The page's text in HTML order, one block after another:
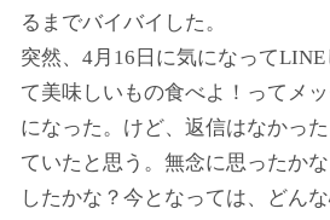
るまでバイバイした。
突然、4月16日に気になって
て美味しいもの食べよ！ってメ
になった。けど、返信はなかっ
ていたと思う。無念に思ったか
したかな？今となっては、どん